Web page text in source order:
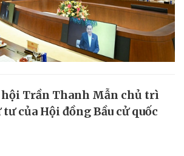
hội Trần Thanh Mẫn chủ trì
của Hội đồng Bầu cử quốc